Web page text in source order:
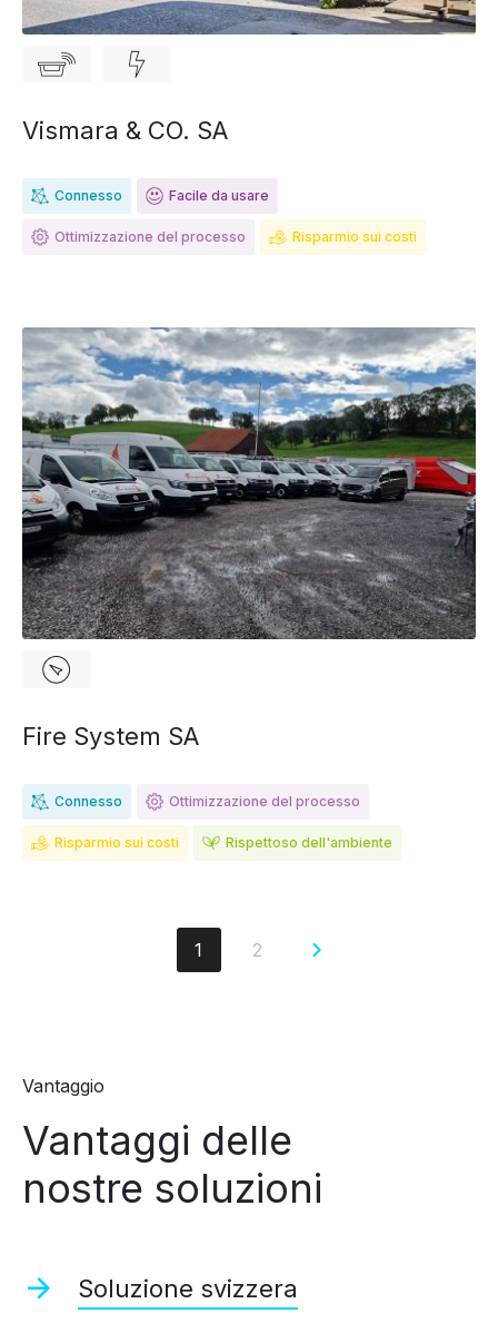
Vismara & CO. SA
Connesso Facile da usare
Ottimizzazione del processo Risparmio sui costi
Fire System SA
Connesso Ottimizzazione del processo
Risparmio sui costi Rispettoso dell'ambiente
1 2
Vantaggio
Vantaggi delle
nostre soluzioni
Soluzione svizzera